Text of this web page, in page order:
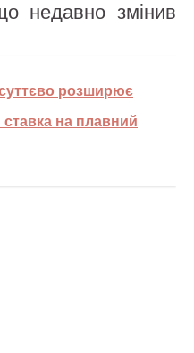
недавно змінив
розширює
ставка на плавний